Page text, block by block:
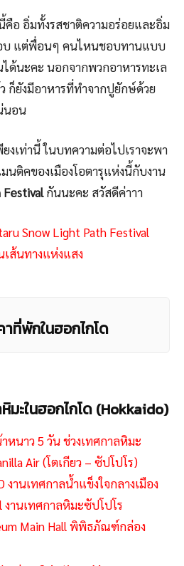
คือ อิ่มทั้งรสชาติความอร่อยและอิ่ม
บ แต่พื่อนๆ คนไหนชอบทานแบบ
ด้นะคะ นอกจากพวกอาหารทะเล
ก็ยังมีอาหารที่ทำจากปูยักษ์ด้วย
นอน
งเท่านี้ ในบทความต่อไปเราจะพา
นติคของเมืองโอตารุแห่งนี้กับงาน
กันนะคะ สวัสดีค่าาา
Snow Light Path Festival
เส้นทางแห่งแสง
ที่พักในฮอกไกโด
มะในฮอกไกโด (Hokkaido)
นาว 5 วัน ช่วงเทศกาลหิมะ
Air (โตเกียว – ซัปโปโร)
งานเทศกาลน้ำแข็งใจกลางเมือง
งานเทศกาลหิมะซัปโปโร
Main Hall พิพิธภัณฑ์กล่อง